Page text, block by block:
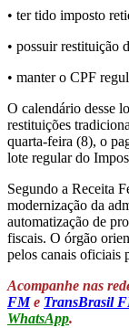
• ter tido imposto
• possuir restituição
• manter o CPF
O calendário desse
restituições
quarta-feira (8), o
lote regular do
Segundo a Receita
modernização da
automatização de
fiscais. O órgão
pelos canais oficiais
Acompanhe nas
FMe TransBrasil
WhatsApp.